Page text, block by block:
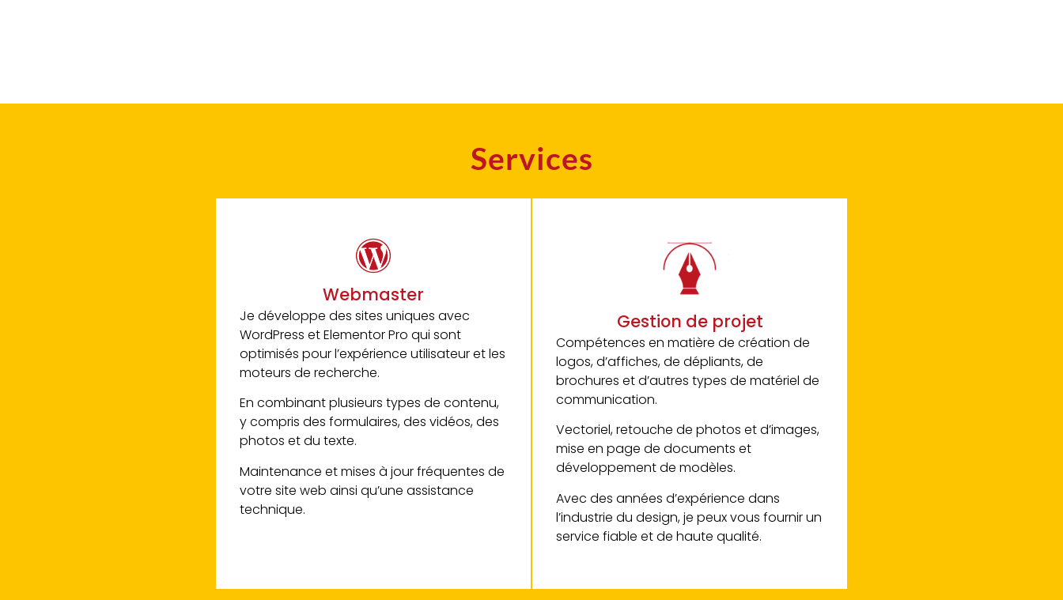
Services
Webmaster
Je développe des sites uniques avec
WordPress et Elementor Pro qui sont
optimisés pour l’expérience utilisateur et les
moteurs de recherche.
En combinant plusieurs types de contenu,
y compris des formulaires, des vidéos, des
photos et du texte.
Maintenance et mises à jour fréquentes de
votre site web ainsi qu’une assistance
technique.
Gestion de projet
Compétences en matière de création de
logos, d’affiches, de dépliants, de
brochures et d’autres types de matériel de
communication.
Vectoriel, retouche de photos et d’images,
mise en page de documents et
développement de modèles.
Avec des années d’expérience dans
l’industrie du design, je peux vous fournir un
service fiable et de haute qualité.